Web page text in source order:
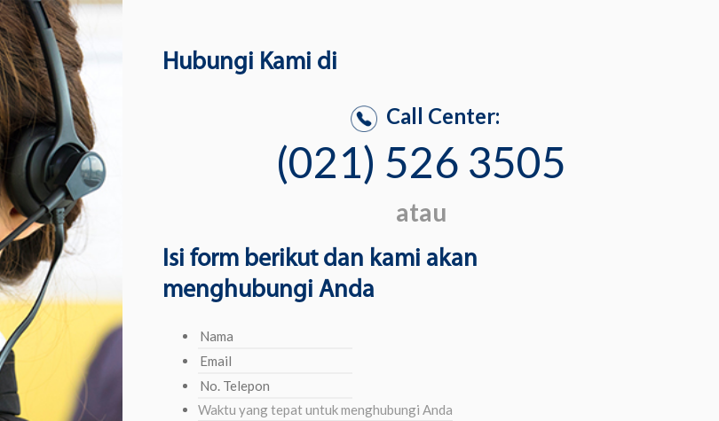
Hubungi Kami di
Call Center:
(021) 526 3505
atau
Isi form berikut dan kami akan
menghubungi Anda
Nama
Email
No.
Telepon
Waktu